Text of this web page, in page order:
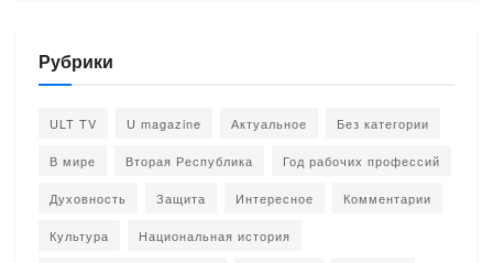
Рубрики
ULT TV U magazine Актуальное Без категории
В мире Вторая Республика Год рабочих профессий
Духовность Защита Интересное Комментарии
Культура Национальная история